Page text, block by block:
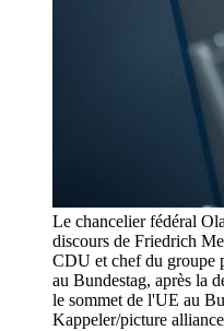
Le chancelier fédéral
discours de Friedrich
CDU et chef du groupe
au Bundestag, après la
le sommet de l'UE au
Kappeler/picture